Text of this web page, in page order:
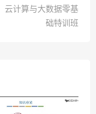
云计算与大数据零基
础特训班